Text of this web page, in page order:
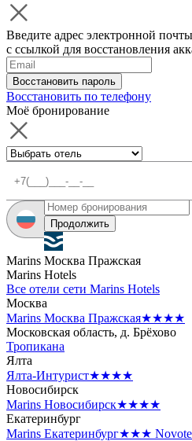
Введите адрес электронной
с ссылкой для восстановления
Восстановить пароль
Восстановить по телефону
Моё бронирование
Продолжить
Marins Москва Пражская
Marins Hotels
Все отели сети Marins Hotels
Москва
Marins Москва Пражская★★★★
Московская область, д. Брёхово
Тропикана
Ялта
Ялта-Интурист★★★★
Новосибирск
Marins Новосибирск★★★★
Екатеринбург
Marins Екатеринбург★★★